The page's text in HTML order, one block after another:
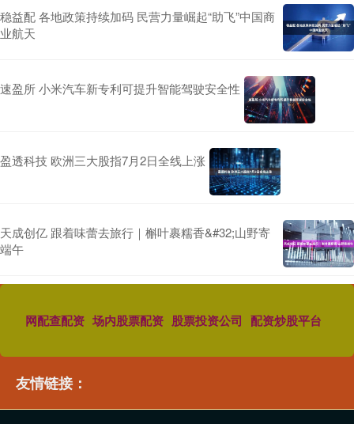
稳益配 各地政策持续加码 民营力量崛起“助飞”中国商
业航天
速盈所 小米汽车新专利可提升智能驾驶安全性
盈透科技 欧洲三大股指7月2日全线上涨
天成创亿 跟着味蕾去旅行｜槲叶裹糯香&#32;山野寄
端午
网配查配资 场内股票配资 股票投资公司 配资炒股平台
友情链接：